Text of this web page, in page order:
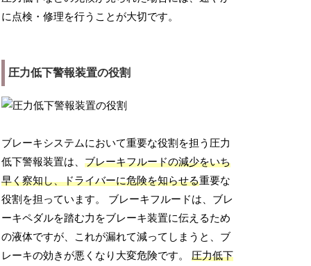
に点検・修理を行うことが大切です。
圧力低下警報装置の役割
ブレーキシステムにおいて重要な役割を担う圧力
低下警報装置は、ブレーキフルードの減少をいち
早く察知し、ドライバーに危険を知らせる重要な
役割を担っています。 ブレーキフルードは、ブレ
ーキペダルを踏む力をブレーキ装置に伝えるため
の液体ですが、これが漏れて減ってしまうと、ブ
レーキの効きが悪くなり大変危険です。圧力低下